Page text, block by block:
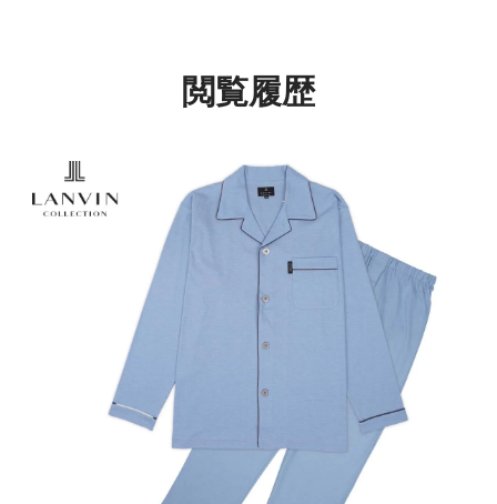
閲覧履歴